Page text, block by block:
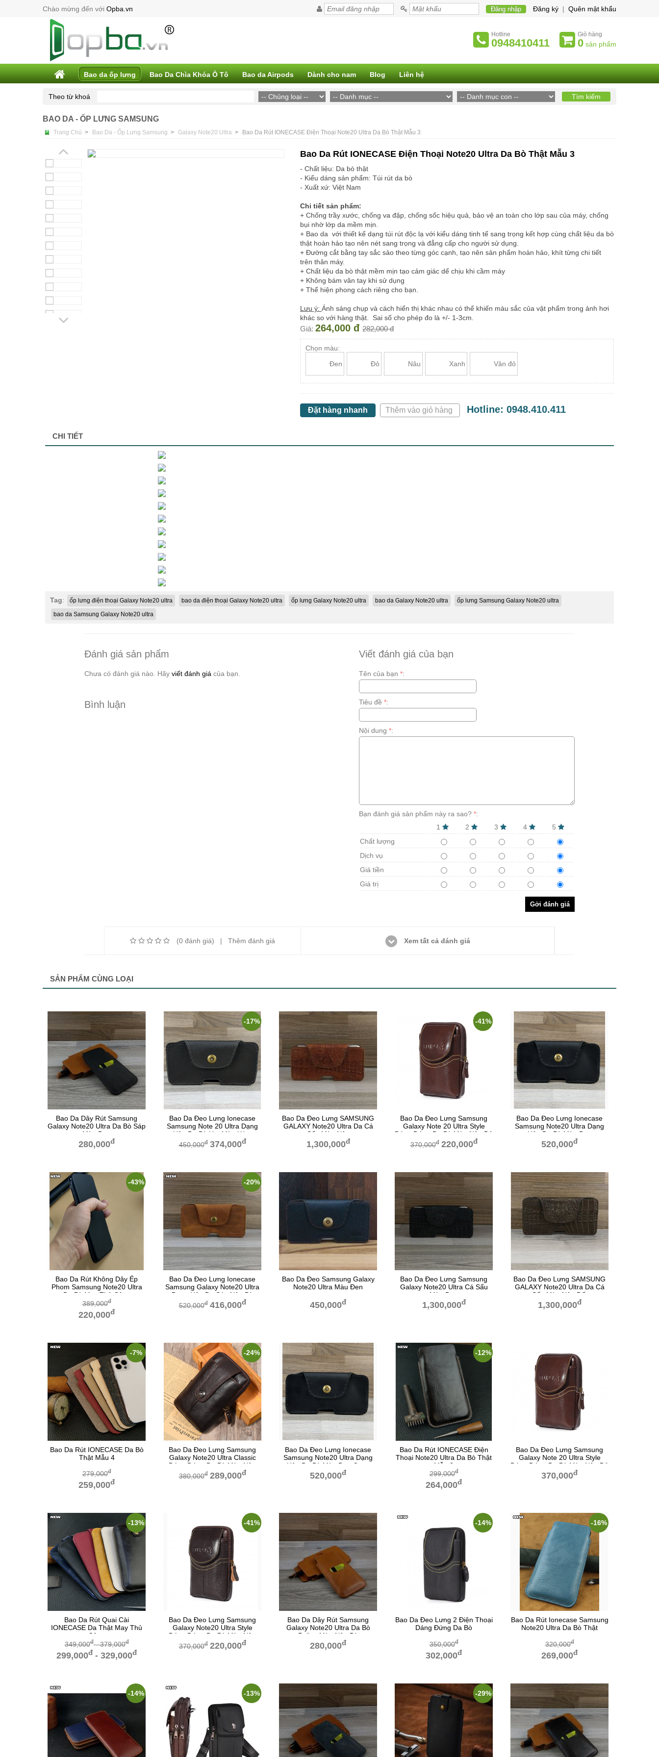
Chào mừng đến với Opba.vn Đăng ký | Quên mật khẩu
Hotline
0948410411
Giỏ hàng
0 sản phẩm
Bao da ốp lưng Bao Da Chìa Khóa Ô Tô Bao da Airpods Dành cho nam Blog Liên hệ
Theo từ khoá
BAO DA - ỐP LƯNG SAMSUNG
Trang Chủ > Bao Da - Ốp Lưng Samsung > Galaxy Note20 Ultra > Bao Da Rút IONECASE Điện Thoại Note20 Ultra Da Bò Thật Mẫu 3
Bao Da Rút IONECASE Điện Thoại Note20 Ultra Da Bò Thật Mẫu 3
- Chất liệu: Da bò thật
- Kiểu dáng sản phẩm: Túi rút da bò
- Xuất xứ: Việt Nam
Chi tiết sản phẩm:
+ Chống trầy xước, chống va đập, chống sốc hiệu quả, bảo vệ an toàn cho lớp sau của máy, chống
bụi nhờ lớp da mềm mịn.
+ Bao da với thiết kế dạng túi rút độc lạ với kiểu dáng tinh tế sang trọng kết hợp cùng chất liệu da bò
thật hoàn hảo tạo nên nét sang trọng và đẳng cấp cho người sử dụng.
+ Đường cắt bằng tay sắc sảo theo từng góc cạnh, tạo nên sản phẩm hoàn hảo, khít từng chi tiết
trên thân máy.
+ Chất liệu da bò thật mềm mịn tạo cảm giác dể chịu khi cầm máy
+ Không bám vân tay khi sử dụng
+ Thể hiện phong cách riêng cho bạn.
Lưu ý: Ánh sáng chụp và cách hiển thị khác nhau có thể khiến màu sắc của vật phẩm trong ảnh hơi
khác so với hàng thật. Sai số cho phép đo là +/- 1-3cm.
Giá: 264,000 đ 282,000 đ
Chọn màu:
Đen
Đỏ Nâu Xanh Vân đỏ
Đặt hàng nhanh Thêm vào giỏ hàng Hotline: 0948.410.411
CHI TIẾT
Tag: ốp lưng điện thoại Galaxy Note20 ultra bao da điện thoại Galaxy Note20 ultra ốp lưng Galaxy Note20 ultra bao da Galaxy Note20 ultra
ốp lưng Samsung Galaxy Note20 ultra
bao da Samsung Galaxy Note20 ultra
Đánh giá sản phẩm
Chưa có đánh giá nào. Hãy viết đánh giá của bạn.
Bình luận
Viết đánh giá của bạn
Tên của bạn *:
Tiêu đề *:
Nội dung *:
Bạn đánh giá sản phẩm này ra sao? *:
1
2 3 4
5
Chất lượng
Dịch vụ
Giá tiền
Giá trị
Gởi đánh giá
(0 đánh giá) | Thêm đánh giá Xem tất cả đánh giá
SẢN PHẨM CÙNG LOẠI
Bao Da Dây Rút Samsung
Galaxy Note20 Ultra Da Bò Sáp
Màu Đen
280,000đ
-17%
Bao Da Đeo Lưng Ionecase
Samsung Note 20 Ultra Dạng
Hộp Da Bò Hạt Màu Xám
450,000đ 374,000đ
Bao Da Đeo Lưng SAMSUNG
GALAXY Note20 Ultra Da Cá
Sấu Màu Nâu
1,300,000đ
-41%
Bao Da Đeo Lưng Samsung
Galaxy Note 20 Ultra Style
Dáng Đứng Da Bò Màu Nâu Đỏ
370,000đ 220,000đ
Bao Da Đeo Lưng Ionecase
Samsung Note20 Ultra Dạng
Hộp Da Bò Màu Đen
520,000đ
-43%
Bao Da Rút Không Dây Ép
Phom Samsung Note20 Ultra
Da Bò May Thủ Công
389,000đ
220,000đ
-20%
Bao Da Đeo Lưng Ionecase
Samsung Galaxy Note20 Ultra
Dạng Hộp Da Sáp Nâu Bò
520,000đ 416,000đ
Bao Da Đeo Samsung Galaxy
Note20 Ultra Màu Đen
450,000đ
Bao Da Đeo Lưng Samsung
Galaxy Note20 Ultra Cá Sấu
Màu Đen
1,300,000đ
Bao Da Đeo Lưng SAMSUNG
GALAXY Note20 Ultra Da Cá
Sấu Màu Nâu Đất
1,300,000đ
-7%
Bao Da Rút IONECASE Da Bò
Thật Mẫu 4
279,000đ
259,000đ
-24%
Bao Da Đeo Lưng Samsung
Galaxy Note20 Ultra Classic
Dáng Đứng Da Bò Màu Nâu
Đất
380,000đ 289,000đ
Bao Da Đeo Lưng Ionecase
Samsung Note20 Ultra Dạng
Hộp Da Bò Màu Đen Copy
520,000đ
-12%
Bao Da Rút IONECASE Điện
Thoại Note20 Ultra Da Bò Thật
Mẫu 2
299,000đ
264,000đ
Bao Da Đeo Lưng Samsung
Galaxy Note 20 Ultra Style
Dáng Đứng Da Bò Màu Nâu Đỏ
Copy
370,000đ
-13%
Bao Da Rút Quai Cài
IONECASE Da Thật May Thủ
Công
349,000đ- 379,000đ
299,000đ - 329,000đ
-41%
Bao Da Đeo Lưng Samsung
Galaxy Note20 Ultra Style
Dáng Đứng Da Bò Màu Nâu
Đất
370,000đ 220,000đ
Bao Da Dây Rút Samsung
Galaxy Note20 Ultra Da Bò
Pullup Màu Nâu Bò
280,000đ
-14%
Bao Da Đeo Lưng 2 Điện Thoại
Dáng Đứng Da Bò
350,000đ
302,000đ
-16%
Bao Da Rút Ionecase Samsung
Note20 Ultra Da Bò Thật
320,000đ
269,000đ
-14% -13% -29%